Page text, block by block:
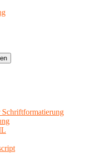
Schriftformatierung